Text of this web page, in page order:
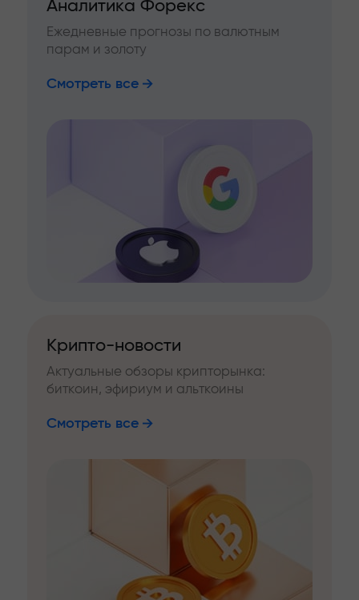
Аналитика Форекс
Ежедневные прогнозы по валютным
парам и золоту
Смотреть все
Крипто-новости
Актуальные обзоры крипторынка:
биткоин, эфириум и альткоины
Смотреть все